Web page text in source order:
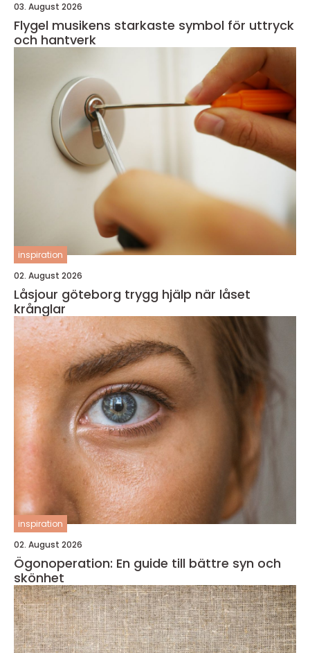
03. August 2026
Flygel musikens starkaste symbol för uttryck
och hantverk
inspiration
02. August 2026
Låsjour göteborg trygg hjälp när låset
krånglar
inspiration
02. August 2026
Ögonoperation: En guide till bättre syn och
skönhet